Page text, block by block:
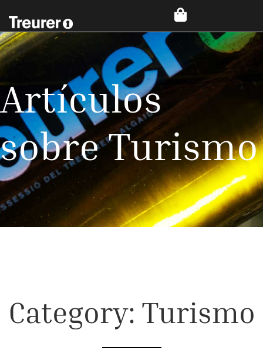
Artículos
sobre Turismo
Category: Turismo